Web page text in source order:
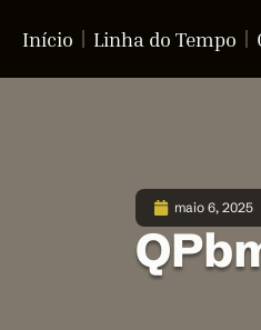
Início Linha do Tempo
maio 6, 2025